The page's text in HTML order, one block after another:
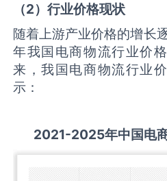
（2）行业价格现状
随着上游产业价格的增长
年我国电商物流行业价
来，我国电商物流行业
示：
2021-2025年中国电